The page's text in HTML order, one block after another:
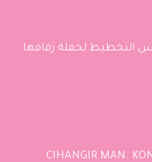
التخطيط لحفلة زفافها
CIHANGIR MAN.